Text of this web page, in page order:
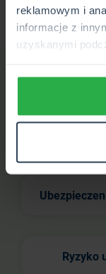
reklamowym i
informacje z
uzyskanymi
Ryzyko